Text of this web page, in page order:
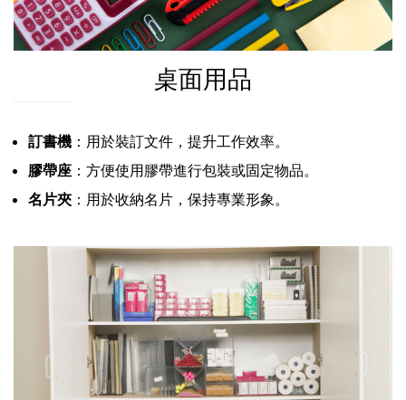
桌面用品
訂書機 ：用於裝訂文件，提升工作效率。
膠帶座 ：方便使用膠帶進行包裝或固定物品。
名片夾 ：用於收納名片，保持專業形象。